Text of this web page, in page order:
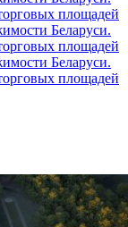
площадей
Беларуси.
площадей
Беларуси.
площадей